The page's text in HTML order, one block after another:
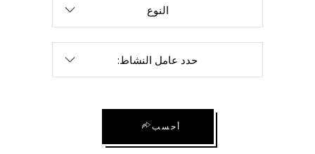
النوع
حدد عامل النشاط:
أحسب